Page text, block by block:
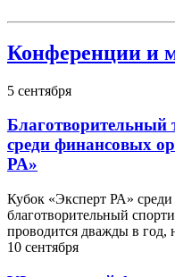
Конференции и
5 сентября
Благотворительный
среди финансовых
РА»
Кубок «Эксперт РА»
благотворительный
проводится дважды в год,
10 сентября